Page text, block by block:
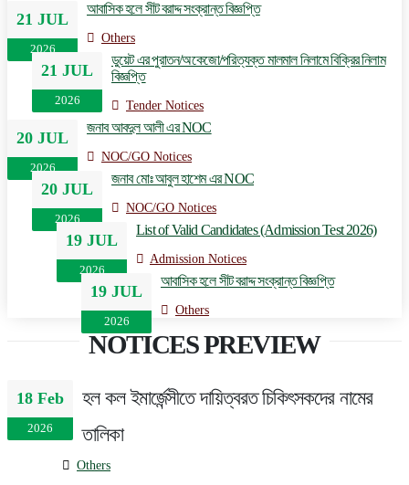
21 JUL
2026
আবাসিক হলে সীট বরাদ্দ সংক্রান্ত বিজ্ঞপ্তি
Others
21 JUL
2026
ডুয়েট এর পুরাতন/অকেজো/পরিত্যক্ত মালমাল নিলামে বিক্রির নিলাম
বিজ্ঞপ্তি
Tender Notices
20 JUL
2026
জনাব আবদুল আলী এর NOC
NOC/GO Notices
20 JUL
2026
জনাব মোঃ আবুল হাশেম এর NOC
NOC/GO Notices
19 JUL
2026
List of Valid Candidates (Admission Test 2026)
Admission Notices
19 JUL
2026
আবাসিক হলে সীট বরাদ্দ সংক্রান্ত বিজ্ঞপ্তি
Others
NOTICES PREVIEW
18 Feb
2026
হল কল ইমার্জেন্সীতে দায়িত্বরত চিকিৎসকদের নামের
তালিকা
Others